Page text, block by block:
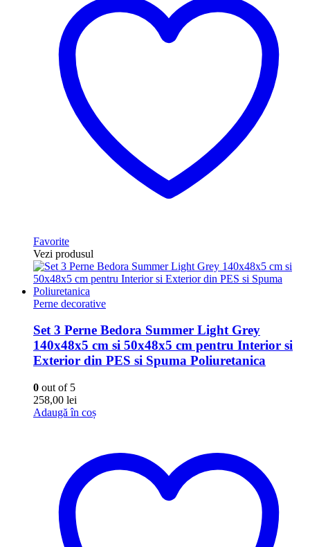
Favorite
Vezi produsul
Perne decorative
Set 3 Perne Bedora Summer Light Grey
140x48x5 cm si 50x48x5 cm pentru Interior si
Exterior din PES si Spuma Poliuretanica
0 out of 5
258,00 lei
Adaugă în coș